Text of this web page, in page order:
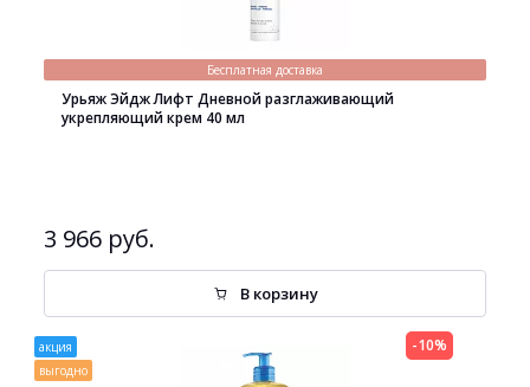
Бесплатная доставка
Урьяж Эйдж Лифт Дневной разглаживающий
укрепляющий крем 40 мл
3 966 руб.
В корзину
акция
выгодно
-10%